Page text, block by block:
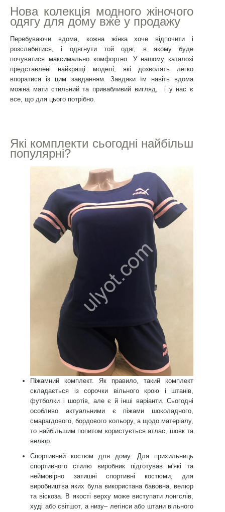
Нова колекція модного жіночого
одягу для дому вже у продажу
Перебуваючи вдома, кожна жінка хоче відпочити і
розслабитися, і одягнути той одяг, в якому буде
почуватися максимально комфортно. У нашому каталозі
представлені найкращі моделі, які дозволять легко
впоратися із цим завданням. Завдяки їм навіть вдома
можна мати стильний та привабливий вигляд, і у нас є
все, що для цього потрібно.
Які комплекти сьогодні найбільш
популярні?
Піжамний комплект. Як правило, такий комплект
складається із сорочки вільного крою і штанів,
футболки і шортів, але є й інші варіанти. Сьогодні
особливо актуальними є піжами шоколадного,
смарагдового, бордового кольору, а щодо матеріалу,
то найбільшим попитом користується атлас, шовк та
велюр.
Спортивний костюм для дому. Для прихильниць
спортивного стилю виробник підготував м'які та
неймовірно затишні спортивні костюми, для
виробництва яких була використана бавовна, велюр
та віскоза. В якості верху може виступати лонгслів,
худі або світшот, а низу– легінси або штани вільного